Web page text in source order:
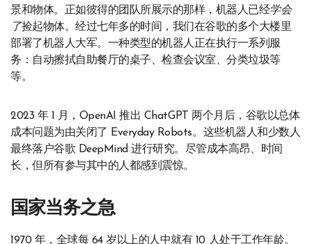
景和物体。正如彼得的团队所展示的那样，机器人已经学会
了捡起物体。经过七年多的时间，我们在谷歌的多个大楼里
部署了机器人大军。一种类型的机器人正在执行一系列服
务：自动擦拭自助餐厅的桌子、检查会议室、分类垃圾等
等。
2023 年 1 月，OpenAI 推出 ChatGPT 两个月后，谷歌以总体
成本问题为由关闭了 Everyday Robots。这些机器人和少数人
最终落户谷歌 DeepMind 进行研究。尽管成本高昂、时间
长，但所有参与其中的人都感到震惊。
国家当务之急
1970 年，全球每 64 岁以上的人中就有 10 人处于工作年龄。